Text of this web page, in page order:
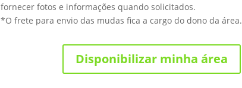
fornecer fotos e informações quando solicitados.
*O frete para envio das mudas fica a cargo do dono da área.
Disponibilizar minha área